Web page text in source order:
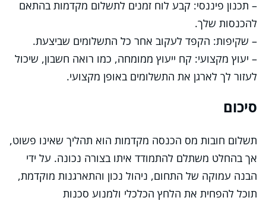
– תכנון פיננסי: קבע לוח זמנים לתשלום מקדמות בהתאם
להכנסות שלך.
– שקיפות: הקפד לעקוב אחר כל התשלומים שביצעת.
– יעוץ מקצועי: קח ייעוץ ממומחה, כמו רואה חשבון, שיכול
לעזור לך לארגן את התשלומים באופן מקצועי.
סיכום
תשלום חובות מס הכנסה מקדמות הוא תהליך שאינו פשוט,
אך בהחלט משתלם להתמודד איתו בצורה נכונה. על ידי
הבנה עמוקה של התחום, ניהול נכון והתארגנות מוקדמת,
תוכל להפחית את הלחץ הכלכלי ולמנוע סכנות